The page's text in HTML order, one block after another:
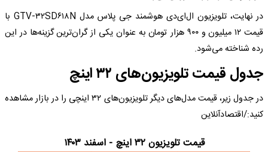
در نهایت، تلویزیون ال‌ای‌دی هوشمند جی پلاس مدل GTV-۳۲SD۶۱۸N با
قیمت ۱۲ میلیون و ۹۰۰ هزار تومان به عنوان یکی از گران‌ترین گزینه‌ها در این
رده شناخته می‌شود.
جدول قیمت تلویزیون‌های ۳۲ اینچ
در جدول زیر، قیمت مدل‌های دیگر تلویزیون‌های ۳۲ اینچی را در بازار مشاهده
کنید:/اقتصادآنلاین
قیمت تلویزیون ۳۲ اینچ - اسفند ۱۴۰۳